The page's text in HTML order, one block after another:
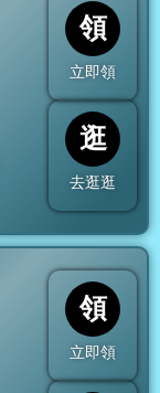
領
立即領
逛
去逛逛
領
立即領